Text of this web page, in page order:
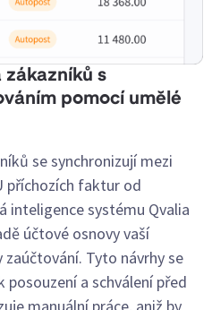
zákazníků s
pomocí umělé
se synchronizují mezi
příchozích faktur od
inteligence systému Qvalia
účtové osnovy vaší
Tyto návrhy se
a schválení před
manuální práce, aniž by